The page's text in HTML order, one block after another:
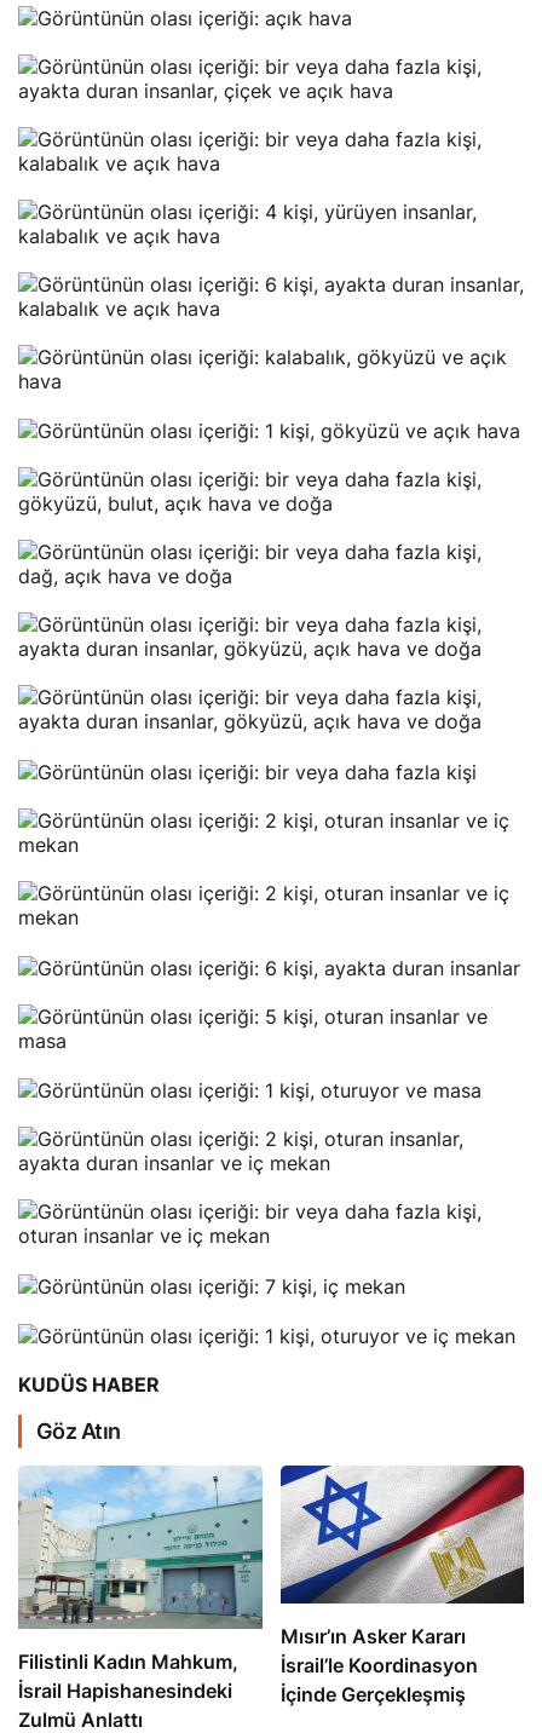
KUDÜS HABER
Göz Atın
Filistinli Kadın Mahkum,
İsrail Hapishanesindeki
Zulmü Anlattı
Mısır’ın Asker Kararı
İsrail’le Koordinasyon
İçinde Gerçekleşmiş